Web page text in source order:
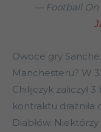
— Football
Owoce gry
Manchesteru? W
Chilijczyk zaliczył
kontraktu drażniła
Diabłów.